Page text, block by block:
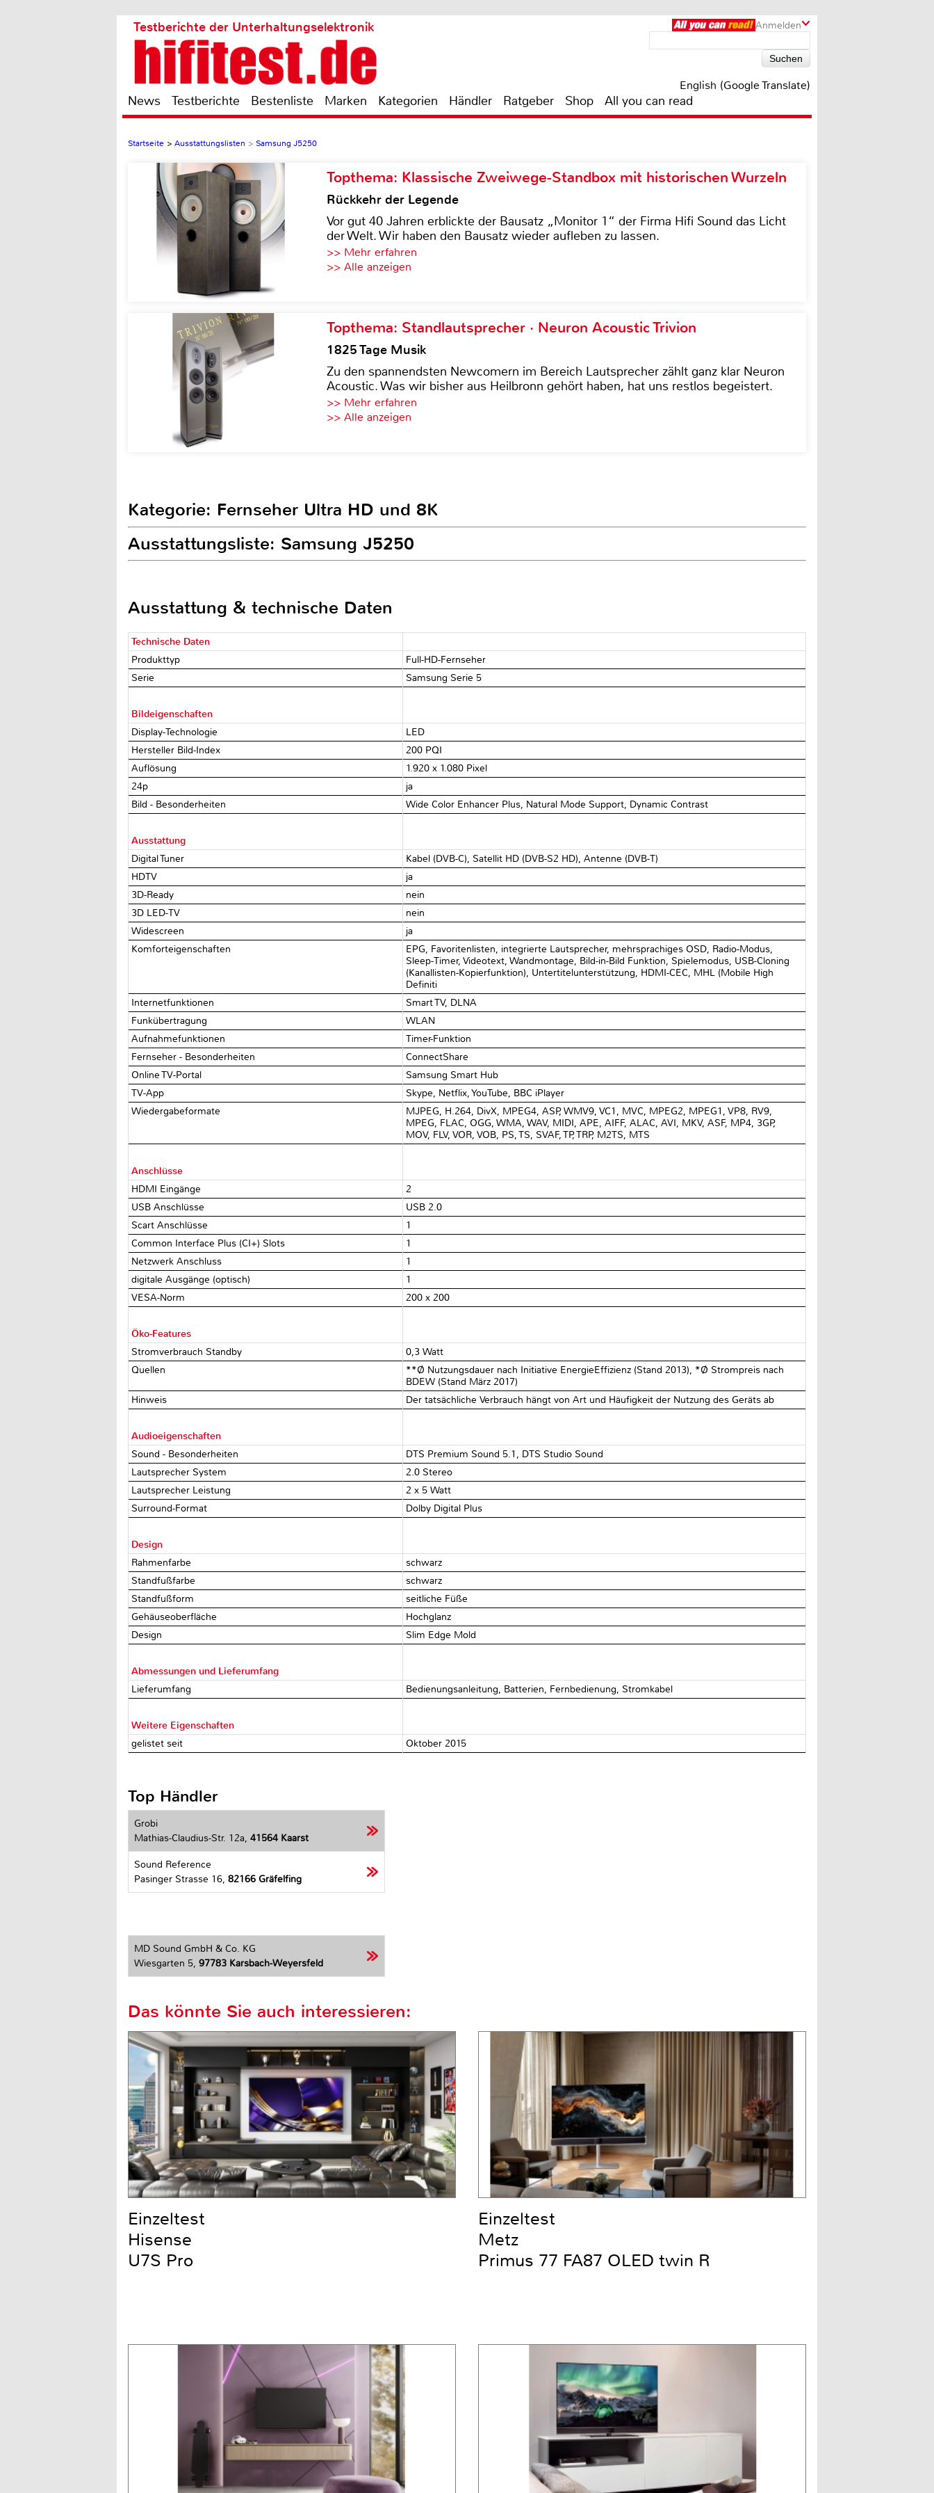
Anmelden
Testberichte der Unterhaltungselektronik
English (Google Translate)
News Testberichte Bestenliste Marken Kategorien Händler Ratgeber Shop All you can read
Startseite > Ausstattungslisten > Samsung J5250
Topthema: Klassische Zweiwege-Standbox mit historischen Wurzeln
Rückkehr der Legende
Vor gut 40 Jahren erblickte der Bausatz „Monitor 1“ der Firma Hifi Sound das Licht
der Welt. Wir haben den Bausatz wieder aufleben zu lassen.
>> Mehr erfahren
>> Alle anzeigen
Topthema: Standlautsprecher · Neuron Acoustic Trivion
1825 Tage Musik
Zu den spannendsten Newcomern im Bereich Lautsprecher zählt ganz klar Neuron
Acoustic. Was wir bisher aus Heilbronn gehört haben, hat uns restlos begeistert.
>> Mehr erfahren
>> Alle anzeigen
Kategorie: Fernseher Ultra HD und 8K
Ausstattungsliste: Samsung J5250
Ausstattung & technische Daten
Technische Daten
Produkttyp
Full-HD-Fernseher
Serie
Samsung Serie 5
Bildeigenschaften
Display-Technologie
LED
Hersteller Bild-Index
200 PQI
Auflösung
1.920 x 1.080 Pixel
24p
ja
Bild - Besonderheiten
Wide Color Enhancer Plus, Natural Mode Support, Dynamic Contrast
Ausstattung
Digital Tuner
Kabel (DVB-C), Satellit HD (DVB-S2 HD), Antenne (DVB-T)
HDTV
ja
3D-Ready
nein
3D LED-TV
nein
Widescreen
ja
Komforteigenschaften
EPG, Favoritenlisten, integrierte Lautsprecher, mehrsprachiges OSD, Radio-Modus,
Sleep-Timer, Videotext, Wandmontage, Bild-in-Bild Funktion, Spielemodus, USB-Cloning
(Kanallisten-Kopierfunktion), Untertitelunterstützung, HDMI-CEC, MHL (Mobile High
Definiti
Internetfunktionen
Smart TV, DLNA
Funkübertragung
WLAN
Aufnahmefunktionen
Timer-Funktion
Fernseher - Besonderheiten
ConnectShare
Online TV-Portal
Samsung Smart Hub
TV-App
Skype, Netflix, YouTube, BBC iPlayer
Wiedergabeformate
MJPEG, H.264, DivX, MPEG4, ASP, WMV9, VC1, MVC, MPEG2, MPEG1, VP8, RV9,
MPEG, FLAC, OGG, WMA, WAV, MIDI, APE, AIFF, ALAC, AVI, MKV, ASF, MP4, 3GP,
MOV, FLV, VOR, VOB, PS, TS, SVAF, TP, TRP, M2TS, MTS
Anschlüsse
HDMI Eingänge
2
USB Anschlüsse
USB 2.0
Scart Anschlüsse
1
Common Interface Plus (CI+) Slots
1
Netzwerk Anschluss
1
digitale Ausgänge (optisch)
1
VESA-Norm
200 x 200
Öko-Features
Stromverbrauch Standby
0,3 Watt
Quellen
**Ø Nutzungsdauer nach Initiative EnergieEffizienz (Stand 2013), *Ø Strompreis nach
BDEW (Stand März 2017)
Hinweis
Der tatsächliche Verbrauch hängt von Art und Häufigkeit der Nutzung des Geräts ab
Audioeigenschaften
Sound - Besonderheiten
DTS Premium Sound 5.1, DTS Studio Sound
Lautsprecher System
2.0 Stereo
Lautsprecher Leistung
2 x 5 Watt
Surround-Format
Dolby Digital Plus
Design
Rahmenfarbe
schwarz
Standfußfarbe
schwarz
Standfußform
seitliche Füße
Gehäuseoberfläche
Hochglanz
Design
Slim Edge Mold
Abmessungen und Lieferumfang
Lieferumfang
Bedienungsanleitung, Batterien, Fernbedienung, Stromkabel
Weitere Eigenschaften
gelistet seit
Oktober 2015
Top Händler
Grobi
Mathias-Claudius-Str. 12a, 41564 Kaarst
Sound Reference
Pasinger Strasse 16, 82166 Gräfelfing
MD Sound GmbH & Co. KG
Wiesgarten 5, 97783 Karsbach-Weyersfeld
Das könnte Sie auch interessieren:
Einzeltest
Hisense
U7S Pro
Einzeltest
Metz
Primus 77 FA87 OLED twin R